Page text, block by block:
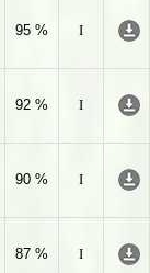
95 %
I
92 %
I
90 %
I
87 %
I